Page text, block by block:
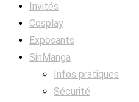
Invités
Cosplay
Exposants
SinManga
Infos pratiques
Sécurité